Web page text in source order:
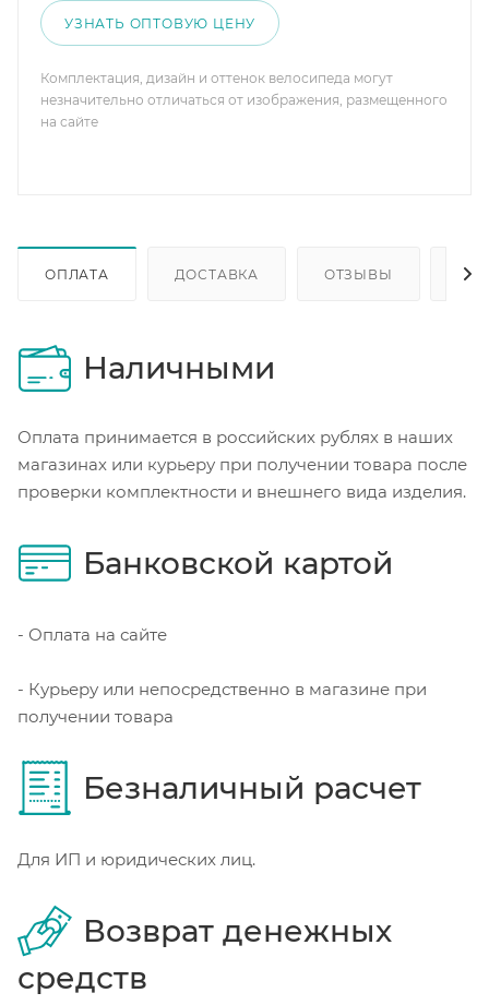
УЗНАТЬ ОПТОВУЮ ЦЕНУ
Комплектация, дизайн и оттенок велосипеда могут
незначительно отличаться от изображения, размещенного
на сайте
ОПЛАТА ДОСТАВКА ОТЗЫВЫ
Наличными
Оплата принимается в российских рублях в наших
магазинах или курьеру при получении товара после
проверки комплектности и внешнего вида изделия.
Банковской картой
- Оплата на сайте
- Курьеру или непосредственно в магазине при
получении товара
Безналичный расчет
Для ИП и юридических лиц.
Возврат денежных
средств